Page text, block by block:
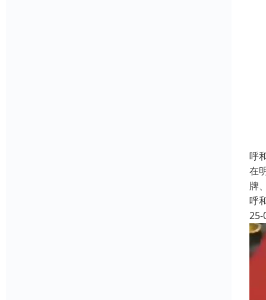
呼
在
牌
呼
25-